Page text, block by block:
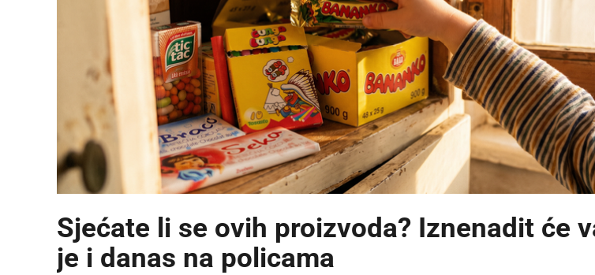
Sjećate li se ovih proizvoda? Iznenadit će
je i danas na policama